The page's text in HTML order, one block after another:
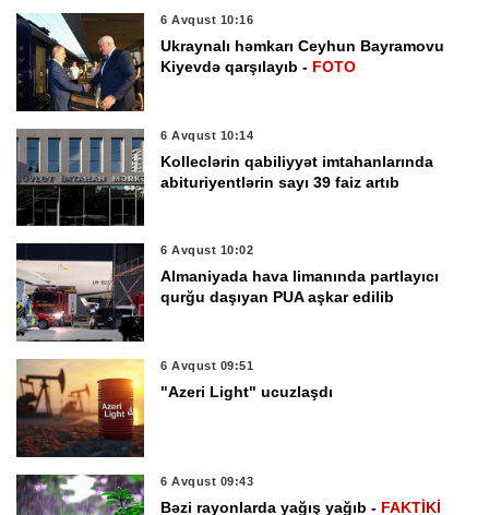
6 Avqust 10:16
Ukraynalı həmkarı Ceyhun Bayramovu
Kiyevdə qarşılayıb - FOTO
6 Avqust 10:14
Kolleclərin qabiliyyət imtahanlarında
abituriyentlərin sayı 39 faiz artıb
6 Avqust 10:02
Almaniyada hava limanında partlayıcı
qurğu daşıyan PUA aşkar edilib
6 Avqust 09:51
"Azeri Light" ucuzlaşdı
6 Avqust 09:43
Bəzi rayonlarda yağış yağıb - FAKTİKİ